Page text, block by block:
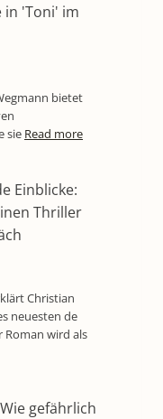
in 'Toni' im
bietet
sie Read more
Einblicke:
Thriller
Christian
neuesten de
Roman wird als
gefährlich